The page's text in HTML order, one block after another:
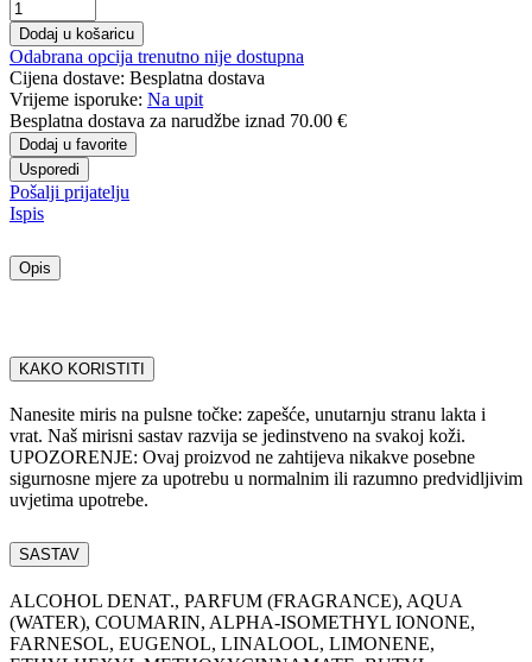
Dodaj u košaricu
Odabrana opcija trenutno nije dostupna
Cijena dostave: Besplatna dostava
Vrijeme isporuke: Na upit
Besplatna dostava za narudžbe iznad 70.00 €
Dodaj u favorite
Usporedi
Pošalji prijatelju
Ispis
Opis
KAKO KORISTITI
Nanesite miris na pulsne točke: zapešće, unutarnju stranu lakta i
vrat. Naš mirisni sastav razvija se jedinstveno na svakoj koži.
UPOZORENJE: Ovaj proizvod ne zahtijeva nikakve posebne
sigurnosne mjere za upotrebu u normalnim ili razumno predvidljivim
uvjetima upotrebe.
SASTAV
ALCOHOL DENAT., PARFUM (FRAGRANCE), AQUA
(WATER), COUMARIN, ALPHA-ISOMETHYL IONONE,
FARNESOL, EUGENOL, LINALOOL, LIMONENE,